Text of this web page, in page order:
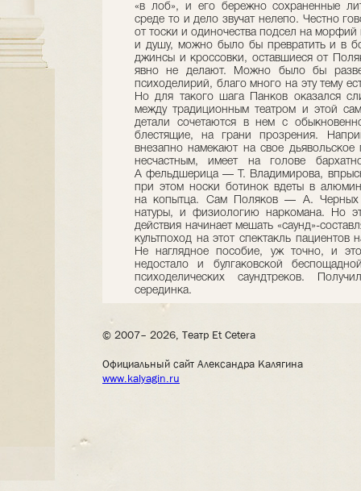
«в лоб», и его бережно сохраненные
среде то и дело звучат нелепо. Честно
от тоски и одиночества подсел на морфий
и душу, можно было бы превратить и в
джинсы и кроссовки, оставшиеся от
явно не делают. Можно было бы
психоделирий, благо много на эту тему
Но для такого шага Панков оказался
между традиционным театром и этой
детали сочетаются в нем с
блестящие, на грани прозрения.
внезапно намекают на свое
несчастным, имеет на голове
А фельдшерица — Т. Владимирова,
при этом носки ботинок вдеты в
на копытца. Сам Поляков — А. Черных
натуры, и физиологию наркомана. Но
действия начинает мешать «саунд»-
культпоход на этот спектакль пациентов
Не наглядное пособие, уж точно, и
недостало и булгаковской
психоделических саундтреков.
серединка.
© 2007– 2026, Театр Et Cetera
Официальный сайт Александра Калягина
www.kalyagin.ru